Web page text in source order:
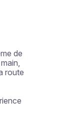
de
route